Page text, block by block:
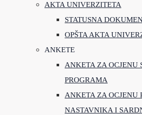
AKTA UNIVERZITETA
STATUSNA
OPŠTA AKTA
ANKETE
ANKETA ZA OCJENU
PROGRAMA
ANKETA ZA OCJENU
NASTAVNIKA I